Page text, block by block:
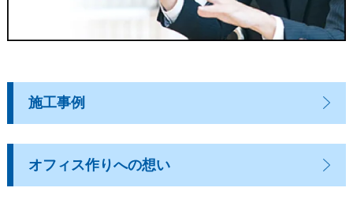
施工事例
オフィス作りへの想い